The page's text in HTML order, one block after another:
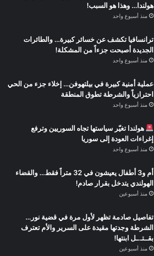
هولندا… وهذا هو السبب!
منذ أسبوع واحد
ترانسافيا تكشف عن خسائر كبيرة… والطائرات
الجديدة أصبحت جزءاً من المشكلة!
منذ أسبوع واحد
عملية أمنية كبيرة في بيلتهوفن… إخلاء جزء من الحي
احترازياً والشرطة تطوق المنطقة
منذ أسبوع واحد
هولندا تغيّر سياستها تجاه السوريين وترفع
إغراءات العودة إلى سوريا
منذ أسبوع واحد
أم و3 أطفال يعيشون في 32 متراً فقط… والقضاء
الهولندي يتدخل بقرار صادم!
منذ أسبوعين
تفاصيل صادمة تظهر لأول مرة في قضية نور…
الشرطة وجدتها مقيدة على السرير والأم تعترف
بقــتـ.ـل ابنتها!
منذ أسبوعين